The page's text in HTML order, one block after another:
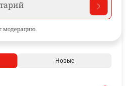
модерацию.
Новые